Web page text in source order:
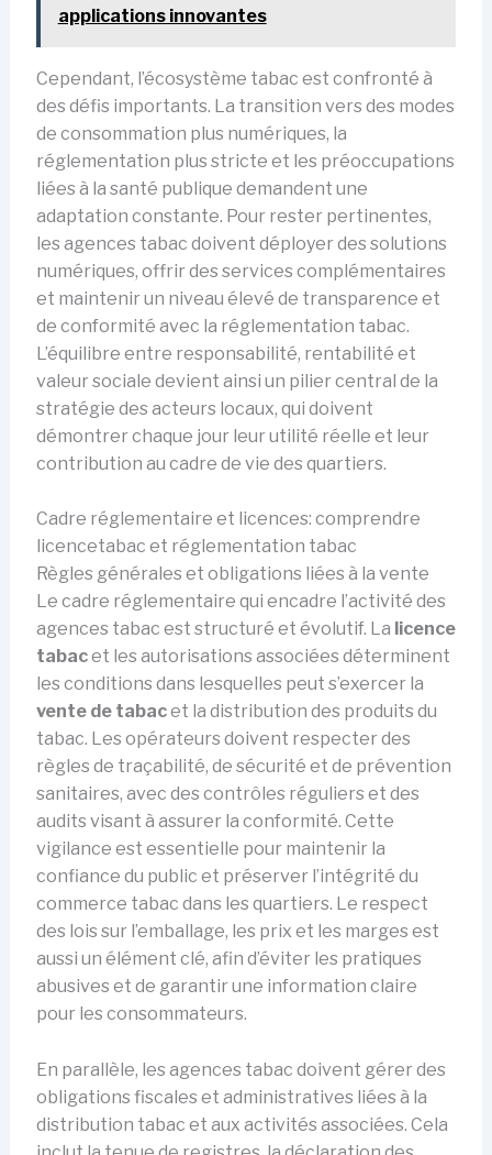
applications innovantes
Cependant, l’écosystème tabac est confronté à
des défis importants. La transition vers des modes
de consommation plus numériques, la
réglementation plus stricte et les préoccupations
liées à la santé publique demandent une
adaptation constante. Pour rester pertinentes,
les agences tabac doivent déployer des solutions
numériques, offrir des services complémentaires
et maintenir un niveau élevé de transparence et
de conformité avec la réglementation tabac.
L’équilibre entre responsabilité, rentabilité et
valeur sociale devient ainsi un pilier central de la
stratégie des acteurs locaux, qui doivent
démontrer chaque jour leur utilité réelle et leur
contribution au cadre de vie des quartiers.
Cadre réglementaire et licences: comprendre
licencetabac et réglementation tabac
Règles générales et obligations liées à la vente
Le cadre réglementaire qui encadre l’activité des
agences tabac est structuré et évolutif. La licence
tabacet les autorisations associées déterminent
les conditions dans lesquelles peut s’exercer la
vente de tabacet la distribution des produits du
tabac. Les opérateurs doivent respecter des
règles de traçabilité, de sécurité et de prévention
sanitaires, avec des contrôles réguliers et des
audits visant à assurer la conformité. Cette
vigilance est essentielle pour maintenir la
confiance du public et préserver l’intégrité du
commerce tabac dans les quartiers. Le respect
des lois sur l’emballage, les prix et les marges est
aussi un élément clé, afin d’éviter les pratiques
abusives et de garantir une information claire
pour les consommateurs.
En parallèle, les agences tabac doivent gérer des
obligations fiscales et administratives liées à la
distribution tabac et aux activités associées. Cela